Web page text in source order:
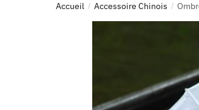
Accueil / Accessoire Chinois /